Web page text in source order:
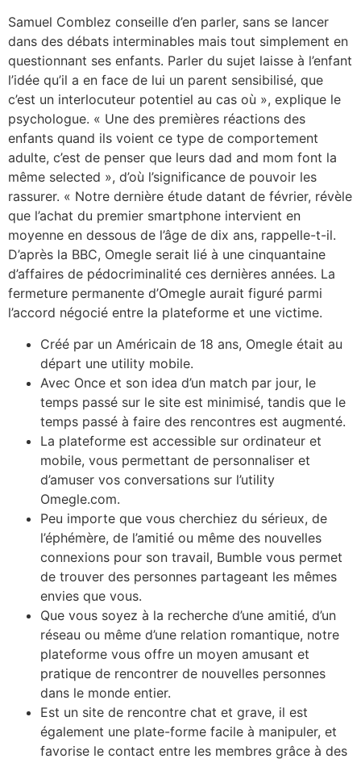
Samuel Comblez conseille d’en parler, sans se lancer
dans des débats interminables mais tout simplement en
questionnant ses enfants. Parler du sujet laisse à l’enfant
l’idée qu’il a en face de lui un parent sensibilisé, que
c’est un interlocuteur potentiel au cas où », explique le
psychologue. « Une des premières réactions des
enfants quand ils voient ce type de comportement
adulte, c’est de penser que leurs dad and mom font la
même selected », d’où l’significance de pouvoir les
rassurer. « Notre dernière étude datant de février, révèle
que l’achat du premier smartphone intervient en
moyenne en dessous de l’âge de dix ans, rappelle-t-il.
D’après la BBC, Omegle serait lié à une cinquantaine
d’affaires de pédocriminalité ces dernières années. La
fermeture permanente d’Omegle aurait figuré parmi
l’accord négocié entre la plateforme et une victime.
Créé par un Américain de 18 ans, Omegle était au
départ une utility mobile.
Avec Once et son idea d’un match par jour, le
temps passé sur le site est minimisé, tandis que le
temps passé à faire des rencontres est augmenté.
La plateforme est accessible sur ordinateur et
mobile, vous permettant de personnaliser et
d’amuser vos conversations sur l’utility
Omegle.com.
Peu importe que vous cherchiez du sérieux, de
l’éphémère, de l’amitié ou même des nouvelles
connexions pour son travail, Bumble vous permet
de trouver des personnes partageant les mêmes
envies que vous.
Que vous soyez à la recherche d’une amitié, d’un
réseau ou même d’une relation romantique, notre
plateforme vous offre un moyen amusant et
pratique de rencontrer de nouvelles personnes
dans le monde entier.
Est un site de rencontre chat et grave, il est
également une plate-forme facile à manipuler, et
favorise le contact entre les membres grâce à des